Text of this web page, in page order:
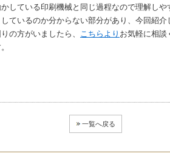
している印刷機械と同じ過程なので理解しや
ているのか分からない部分があり、今回紹介
の方がいましたら、 こちらより お気軽に相談
一覧へ戻る